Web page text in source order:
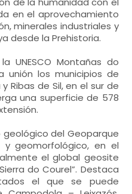
en el aprovechamiento
minerales industriales y
desde la Prehistoria.
UNESCO Montañas do
unión los municipios de
Ribas de Sil, en el sur de
una superficie de 578
del Geoparque
geomorfológico, en el
el global geosite
do Courel”. Destaca
el que se puede